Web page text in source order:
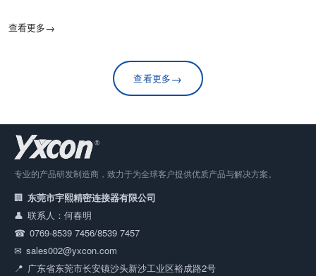
查看更多→
查看更多→
专业的产品研发制造商，致力于为全球客户提供优质产品与解决方案。
东莞市宇熙精密连接器有限公司
联系人：何春明
0769-8539 7456/8539 7457
sales002@yxcon.com
广东省东莞市长安镇沙头新沙工业区裕成路2号